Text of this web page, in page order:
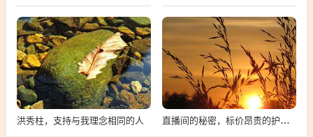
洪秀柱，支持与我理念相同的人 直播间的秘密，标价昂贵的护肤品惊爆价背后的真相